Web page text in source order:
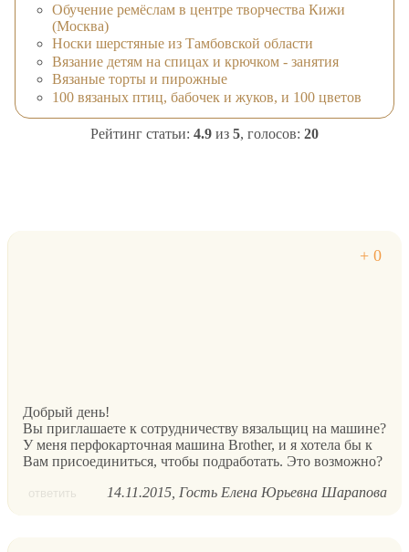
Обучение ремёслам в центре творчества Кижи
(Москва)
Носки шерстяные из Тамбовской области
Вязание детям на спицах и крючком - занятия
Вязаные торты и пирожные
100 вязаных птиц, бабочек и жуков, и 100 цветов
Рейтинг статьи: 4.9 из 5, голосов: 20
Добрый день!
Вы приглашаете к сотрудничеству вязальщиц на машине?
У меня перфокарточная машина Brother, и я хотела бы к
Вам присоединиться, чтобы подработать. Это возможно?
ответить 14.11.2015 Гость Елена Юрьевна Шарапова